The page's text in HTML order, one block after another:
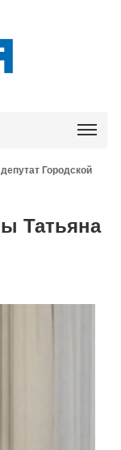
депутат Городской
Татьяна